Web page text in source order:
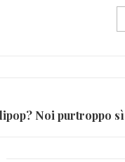
Noi purtroppo sì